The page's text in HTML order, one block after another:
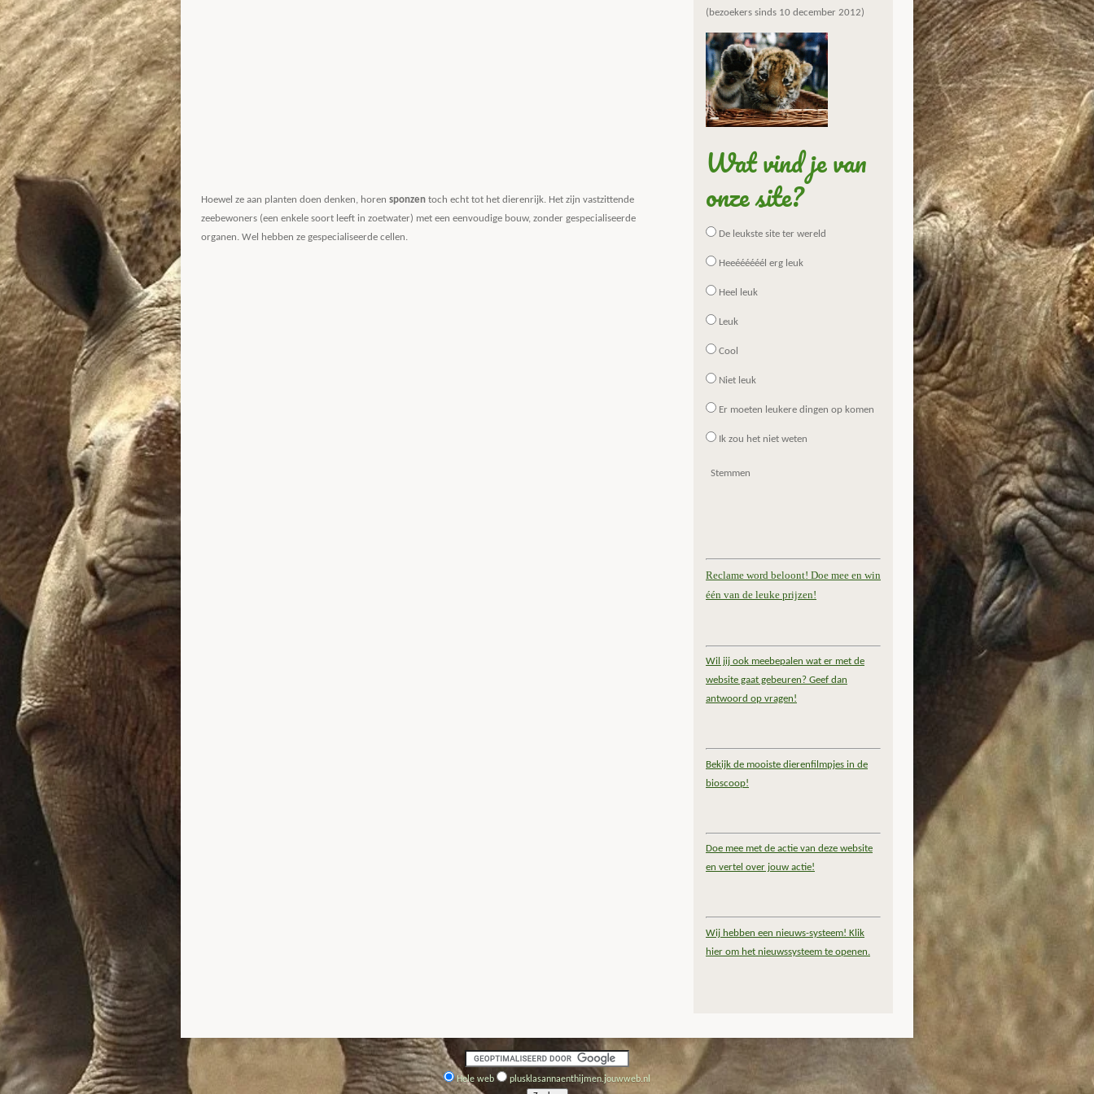
Hoewel ze aan planten doen denken, horen sponzen toch echt tot het dierenrijk. Het zijn vastzittende
zeebewoners (een enkele soort leeft in zoetwater) met een eenvoudige bouw, zonder gespecialiseerde
organen. Wel hebben ze gespecialiseerde cellen.
(bezoekers sinds 10 december 2012)
Wat vind je van
onze site?
De leukste site ter wereld
Heeéééééél erg leuk
Heel leuk
Leuk
Cool
Niet leuk
Er moeten leukere dingen op komen
Ik zou het niet weten
Stemmen
Reclame word beloont! Doe mee en win
één van de leuke prijzen!
Wil jij ook meebepalen wat er met de
website gaat gebeuren? Geef dan
antwoord op vragen!
Bekijk de mooiste dierenfilmpjes in de
bioscoop!
Doe mee met de actie van deze website
en vertel over jouw actie!
Wij hebben een nieuws-systeem! Klik
hier om het nieuwssysteem te openen.
Hele web plusklasannaenthijmen.jouwweb.nl